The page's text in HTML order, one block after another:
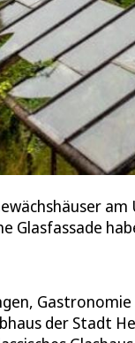
Glasfassade
der Stadt